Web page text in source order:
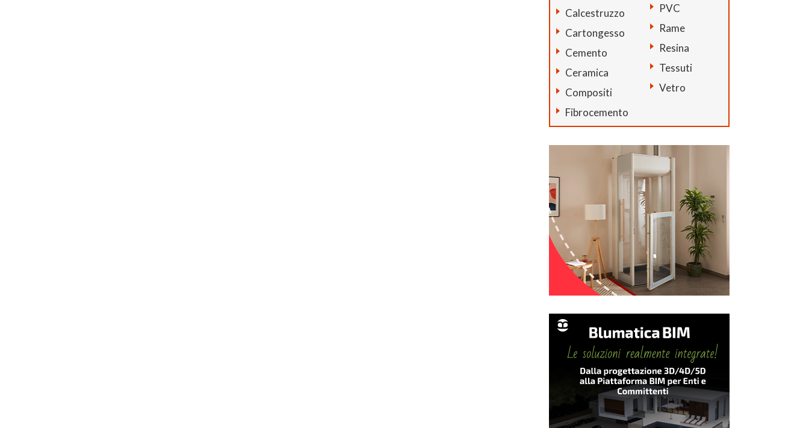
Calcestruzzo
Cartongesso
Cemento
Ceramica
Compositi
Fibrocemento
PVC
Rame
Resina
Tessuti
Vetro